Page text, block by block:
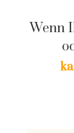
Wenn